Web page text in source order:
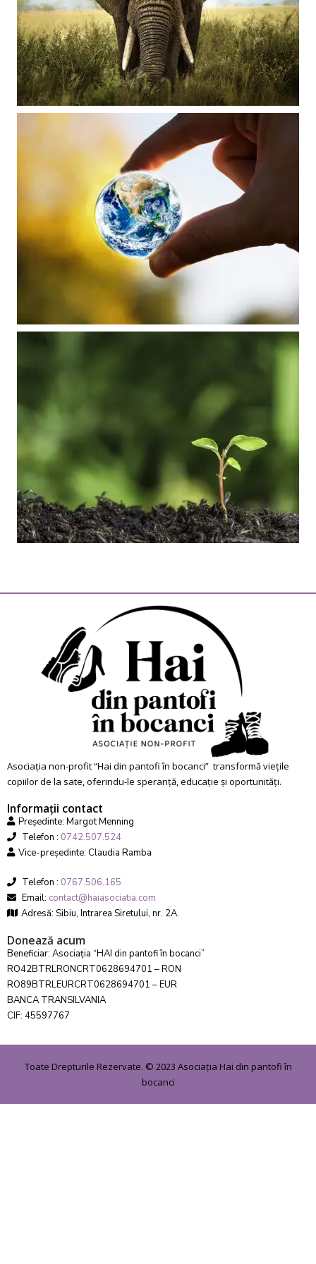
Asociația non-profit “Hai din pantofi în bocanci” transformă viețile
copiilor de la sate, oferindu-le speranță, educație și oportunități.
Informații contact
Președinte: Margot Menning
Telefon : 0742.507.524
Vice-președinte: Claudia Ramba
Telefon : 0767.506.165
Email: contact@haiasociatia.com
Adresă: Sibiu, Intrarea Siretului, nr. 2A.
Donează acum
Beneficiar: Asociația “HAI din pantofi în bocanci”
RO42BTRLRONCRT0628694701 – RON
RO89BTRLEURCRT0628694701 – EUR
BANCA TRANSILVANIA
CIF: 45597767
Toate Drepturile Rezervate. © 2023 Asociația Hai din pantofi în
bocanci